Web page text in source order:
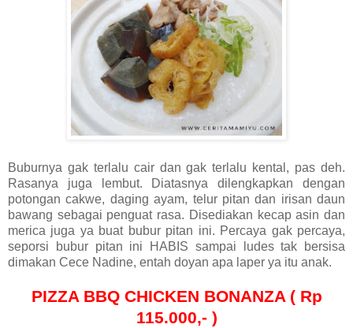
Buburnya gak terlalu cair dan gak terlalu kental, pas deh.
Rasanya juga lembut. Diatasnya dilengkapkan dengan
potongan cakwe, daging ayam, telur pitan dan irisan daun
bawang sebagai penguat rasa. Disediakan kecap asin dan
merica juga ya buat bubur pitan ini. Percaya gak percaya,
seporsi bubur pitan ini HABIS sampai ludes tak bersisa
dimakan Cece Nadine, entah doyan apa laper ya itu anak.
PIZZA BBQ CHICKEN BONANZA ( Rp
115.000,- )